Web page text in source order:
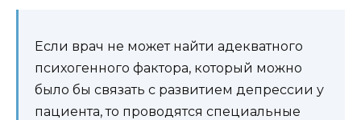
Если врач не может найти адекватного
психогенного фактора, который можно
было бы связать с развитием депрессии у
пациента, то проводятся специальные